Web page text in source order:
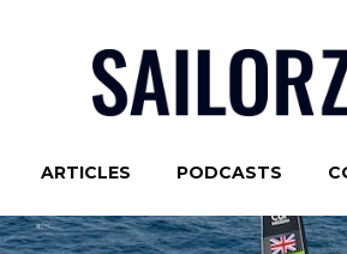
ARTICLES PODCASTS